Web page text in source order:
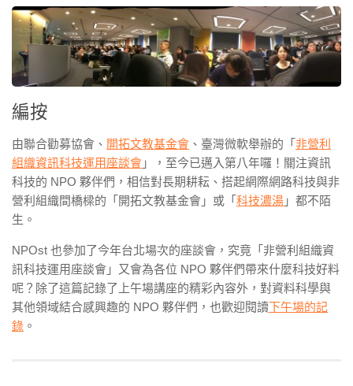
編按
由聯合勸募協會、 開拓文教基金會 、臺灣微軟舉辦的「 非營利
組織資訊科技運用座談會 」，至今已邁入第八年囉！關注資訊
科技的 NPO 夥伴們，相信對長期耕耘、搭起網際網路科技與非
營利組織間橋樑的「開拓文教基金會」或「 科技濃湯 」都不陌
生。
NPOst 也參加了今年台北場次的座談會，究竟「非營利組織資
訊科技運用座談會」又會為各位 NPO 夥伴們帶來什麼科技好料
呢？除了這篇記錄了上午場講座的精彩內容外，對資料科學與
其他領域結合感興趣的 NPO 夥伴們，也歡迎閱讀下午場的記
錄 。